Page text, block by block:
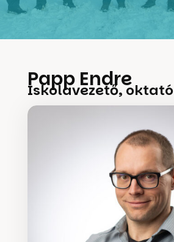
Papp Endre
Iskolavezető, oktató